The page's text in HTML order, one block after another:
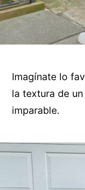
Imagínate lo
la textura de
imparable.